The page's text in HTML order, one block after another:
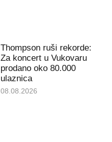
Thompson ruši rekorde:
Za koncert u Vukovaru
prodano oko 80.000
ulaznica
08.08.2026